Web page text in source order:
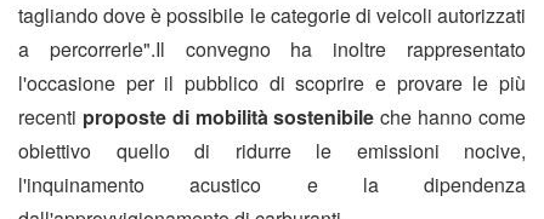
tagliando dove è possibile le categorie di veicoli autorizzati
a percorrerle".Il convegno ha inoltre rappresentato
l'occasione per il pubblico di scoprire e provare le più
recenti proposte di mobilità sostenibileche hanno come
obiettivo quello di ridurre le emissioni nocive,
l'inquinamento acustico e la dipendenza